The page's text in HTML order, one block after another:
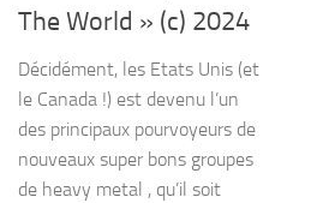
The World » (c) 2024
Décidément, les Etats Unis (et
le Canada !) est devenu l’un
des principaux pourvoyeurs de
nouveaux super bons groupes
de heavy metal , qu’il soit